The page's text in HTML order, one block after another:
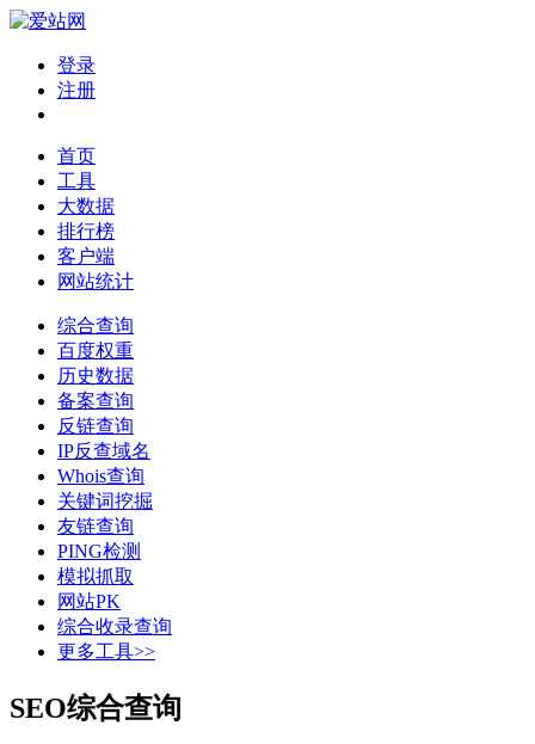
登录
注册
首页
工具
大数据
排行榜
客户端
网站统计
综合查询
百度权重
历史数据
备案查询
反链查询
IP反查域名
Whois查询
关键词挖掘
友链查询
PING检测
模拟抓取
网站PK
综合收录查询
更多工具>>
SEO综合查询